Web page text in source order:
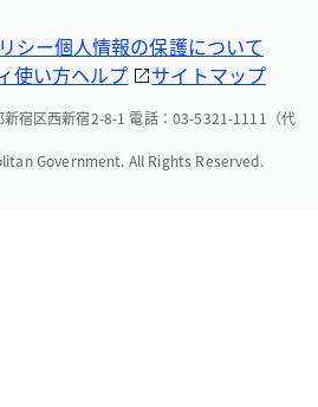
シー個人情報の保護について
使い方ヘルプ サイトマップ
宿区西新宿2-8-1 電話：03-5321-1111（代
Government. All Rights Reserved.